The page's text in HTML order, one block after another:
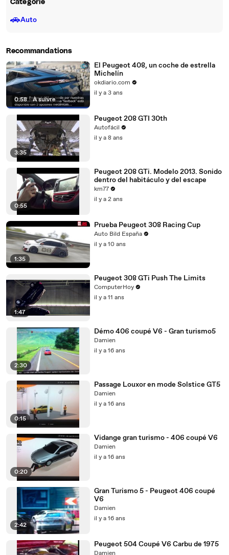
Catégorie
🚗Auto
Recommandations
0:58 | À suivre
El Peugeot 408, un coche de estrella
Michelín
okdiario.com
il y a 3 ans
3:35
Peugeot 208 GTI 30th
Autofácil
il y a 8 ans
0:55
Peugeot 208 GTi. Modelo 2013. Sonido
dentro del habitáculo y del escape
km77
il y a 2 ans
1:35
Prueba Peugeot 308 Racing Cup
Auto Bild España
il y a 10 ans
1:47
Peugeot 308 GTi Push The Limits
ComputerHoy
il y a 11 ans
2:30
Démo 406 coupé V6 - Gran turismo5
Damien
il y a 16 ans
0:15
Passage Louxor en mode Solstice GT5
Damien
il y a 16 ans
0:20
Vidange gran turismo - 406 coupé V6
Damien
il y a 16 ans
2:42
Gran Turismo 5 - Peugeot 406 coupé
V6
Damien
il y a 16 ans
Peugeot 504 Coupé V6 Carbu de 1975